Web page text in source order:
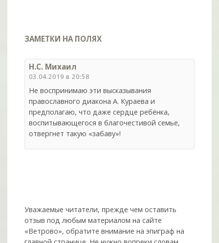
ЗАМЕТКИ НА ПОЛЯХ
Н.С. Михаил
03.04.2019 в 20:58
Не воспринимаю эти высказывания
православного диакона А. Кураева и
предполагаю, что даже сердце ребёнка,
воспитывающегося в благочестивой семье,
отвергнет такую «забаву»!
Уважаемые читатели, прежде чем оставить
отзыв под любым материалом на сайте
«Ветрово», обратите внимание на эпиграф на